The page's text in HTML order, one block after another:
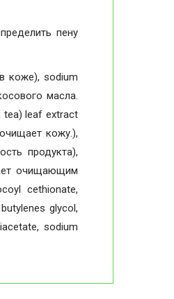
пену
коже), sodium
масла.
tea) leaf extract
кожу.),
продукта),
очищающим
cethionate,
glycol,
sodium